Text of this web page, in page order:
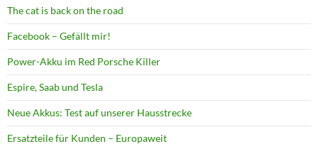
The cat is back on the road
Facebook – Gefällt mir!
Power-Akku im Red Porsche Killer
Espire, Saab und Tesla
Neue Akkus: Test auf unserer Hausstrecke
Ersatzteile für Kunden – Europaweit